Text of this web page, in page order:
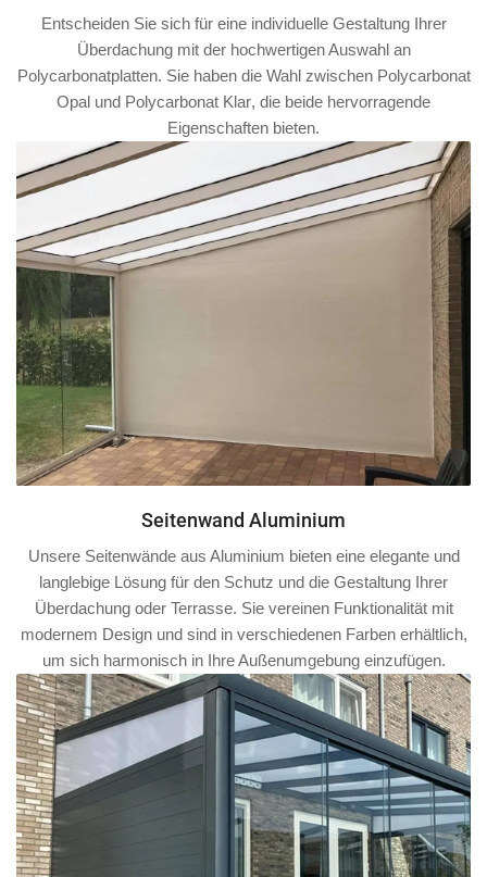
Entscheiden Sie sich für eine individuelle Gestaltung Ihrer
Überdachung mit der hochwertigen Auswahl an
Polycarbonatplatten. Sie haben die Wahl zwischen Polycarbonat
Opal und Polycarbonat Klar, die beide hervorragende
Eigenschaften bieten.
Seitenwand Aluminium
Unsere Seitenwände aus Aluminium bieten eine elegante und
langlebige Lösung für den Schutz und die Gestaltung Ihrer
Überdachung oder Terrasse. Sie vereinen Funktionalität mit
modernem Design und sind in verschiedenen Farben erhältlich,
um sich harmonisch in Ihre Außenumgebung einzufügen.